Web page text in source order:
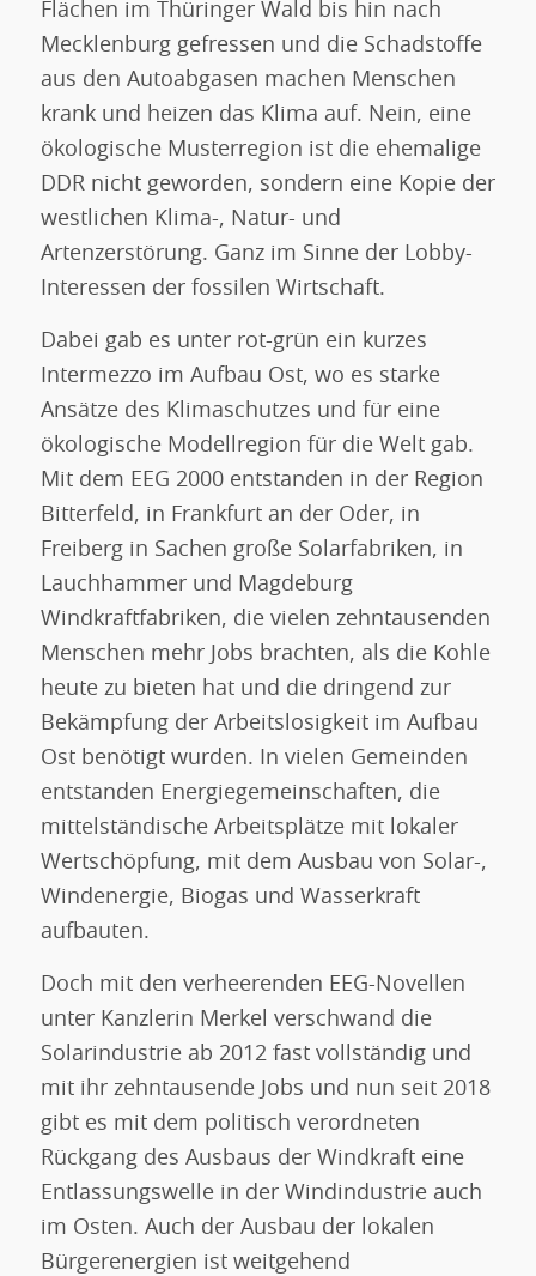
Flächen im Thüringer Wald bis hin nach
Mecklenburg gefressen und die Schadstoffe
aus den Autoabgasen machen Menschen
krank und heizen das Klima auf. Nein, eine
ökologische Musterregion ist die ehemalige
DDR nicht geworden, sondern eine Kopie der
westlichen Klima-, Natur- und
Artenzerstörung. Ganz im Sinne der Lobby-
Interessen der fossilen Wirtschaft.
Dabei gab es unter rot-grün ein kurzes
Intermezzo im Aufbau Ost, wo es starke
Ansätze des Klimaschutzes und für eine
ökologische Modellregion für die Welt gab.
Mit dem EEG 2000 entstanden in der Region
Bitterfeld, in Frankfurt an der Oder, in
Freiberg in Sachen große Solarfabriken, in
Lauchhammer und Magdeburg
Windkraftfabriken, die vielen zehntausenden
Menschen mehr Jobs brachten, als die Kohle
heute zu bieten hat und die dringend zur
Bekämpfung der Arbeitslosigkeit im Aufbau
Ost benötigt wurden. In vielen Gemeinden
entstanden Energiegemeinschaften, die
mittelständische Arbeitsplätze mit lokaler
Wertschöpfung, mit dem Ausbau von Solar-,
Windenergie, Biogas und Wasserkraft
aufbauten.
Doch mit den verheerenden EEG-Novellen
unter Kanzlerin Merkel verschwand die
Solarindustrie ab 2012 fast vollständig und
mit ihr zehntausende Jobs und nun seit 2018
gibt es mit dem politisch verordneten
Rückgang des Ausbaus der Windkraft eine
Entlassungswelle in der Windindustrie auch
im Osten. Auch der Ausbau der lokalen
Bürgerenergien ist weitgehend